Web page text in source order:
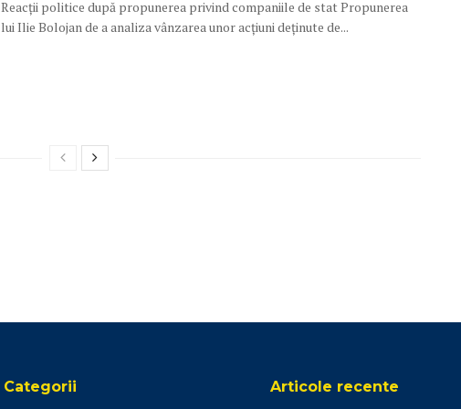
Reacții politice după propunerea privind companiile de stat Propunerea
lui Ilie Bolojan de a analiza vânzarea unor acțiuni deținute de...
Categorii Articole recente